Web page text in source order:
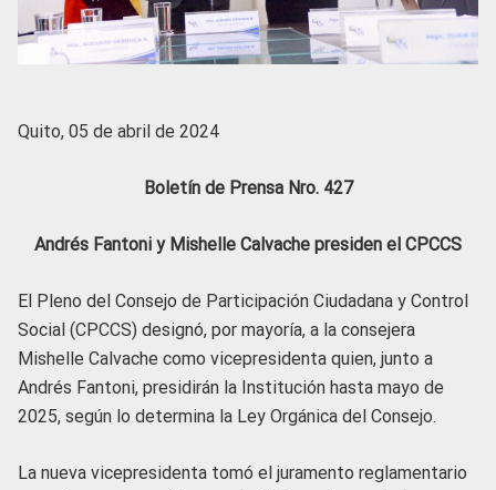
Quito, 05 de abril de 2024
Boletín de Prensa Nro. 427
Andrés Fantoni y Mishelle Calvache presiden el CPCCS
El Pleno del Consejo de Participación Ciudadana y Control
Social (CPCCS) designó, por mayoría, a la consejera
Mishelle Calvache como vicepresidenta quien, junto a
Andrés Fantoni, presidirán la Institución hasta mayo de
2025, según lo determina la Ley Orgánica del Consejo.
La nueva vicepresidenta tomó el juramento reglamentario